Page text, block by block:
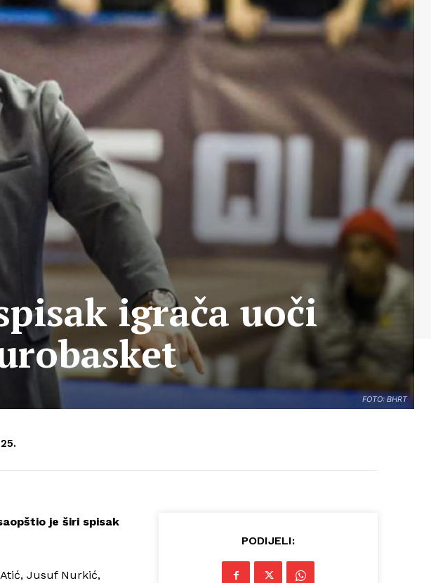
FOTO: BHRT
igrača uoči
je širi spisak
Jusuf Nurkić,
PODIJELI: